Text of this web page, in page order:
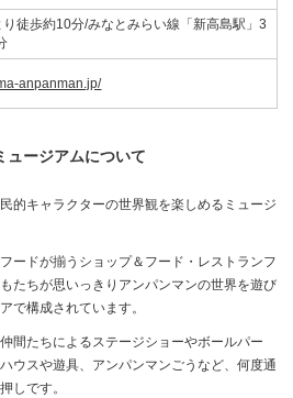
徒歩約10分/みなとみらい線「新高島駅」3
anpanman.jp/
ュージアムについて
的キャラクターの世界観を楽しめるミュージ
ードが揃うショップ＆フード・レストランフ
たちが思いっきりアンパンマンの世界を遊び
で構成されています。
間たちによるステージショーやボールパー
ウスや遊具、アンパンマンごうなど、何度通
しです。